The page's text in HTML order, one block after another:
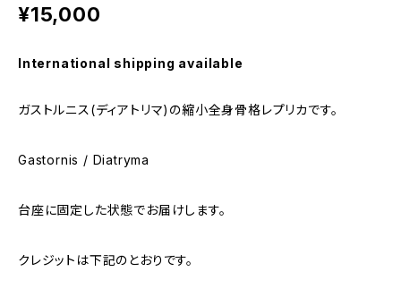
¥15,000
International shipping available
ガストルニス(ディアトリマ)の縮小全身骨格レプリカです。
Gastornis / Diatryma
台座に固定した状態でお届けします。
クレジットは下記のとおりです。